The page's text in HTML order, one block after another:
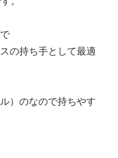
の持ち手として最適
）のなので持ちやす